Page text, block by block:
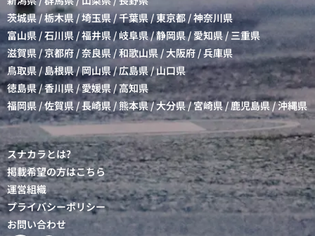
茨城県 /栃木県/埼玉県/千葉県/東京都 /神奈川県
富山県 /石川県 /福井県/岐阜県/静岡県/愛知県/三重県
滋賀県/京都府/奈良県 /和歌山県/大阪府 /兵庫県
鳥取県 / 島根県/岡山県/広島県/山口県
徳島県/香川県/愛媛県 /高知県
福岡県 /佐賀県 /長崎県/熊本県/大分県/宮崎県/鹿児島県/沖縄県
スナカラとは?
掲載希望の方はこちら
運営組織
プライバシーポリシー
お問い合わせ